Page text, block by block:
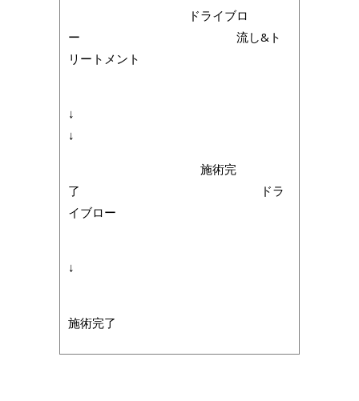
ドライブロ
ー 流し&ト
リートメント
↓
↓
施術完
了 ドラ
イブロー
↓
施術完了